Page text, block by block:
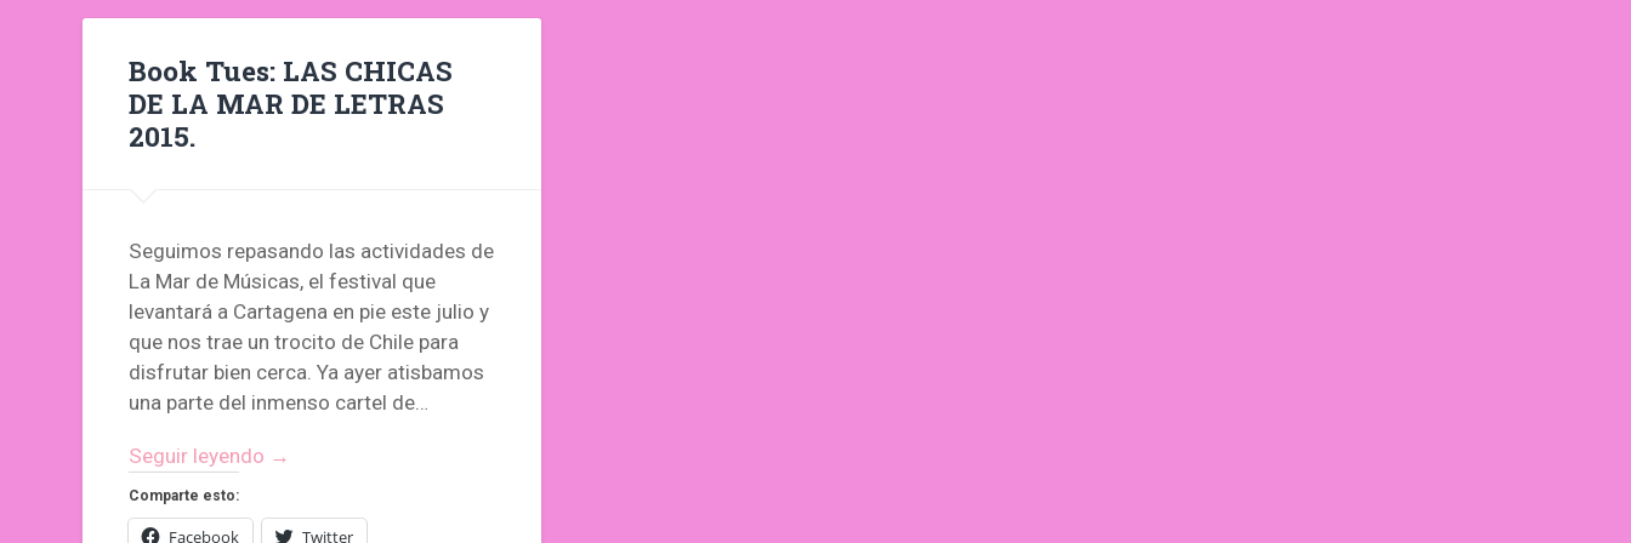
Book Tues: LAS CHICAS
DE LA MAR DE LETRAS
2015.
Seguimos repasando las actividades de
La Mar de Músicas, el festival que
levantará a Cartagena en pie este julio y
que nos trae un trocito de Chile para
disfrutar bien cerca. Ya ayer atisbamos
una parte del inmenso cartel de…
Seguir leyendo →
Comparte esto:
Facebook Twitter